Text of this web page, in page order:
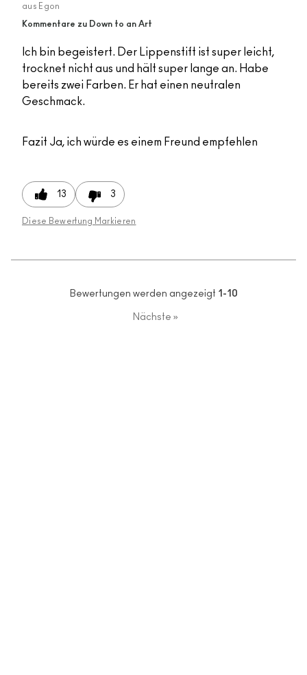
aus Egon
Kommentare zu Down to an Art
Ich bin begeistert. Der Lippenstift ist super leicht,
trocknet nicht aus und hält super lange an. Habe
bereits zwei Farben. Er hat einen neutralen
Geschmack.
Fazit Ja, ich würde es einem Freund empfehlen
13 3
Diese Bewertung Markieren
Bewertungen werden angezeigt 1-10
Nächste »